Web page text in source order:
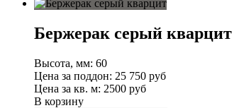
Бержерак серый кварцит
Высота, мм: 60
Цена за поддон: 25 750 руб
Цена за кв. м: 2500 руб
В корзину